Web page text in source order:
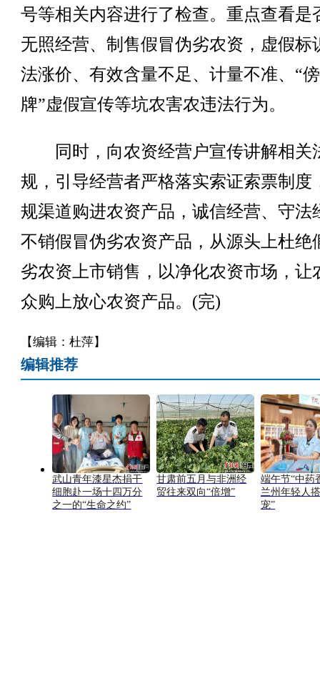
号等相关内容进行了检查。重点查看是
无照经营、制售假冒伪劣农资，虚假标
法涨价、有效含量不足、计量不准、“
牌”虚假宣传等坑农害农违法行为。
同时，向农资经营户宣传讲解相关
规，引导经营者严格落实索证索票制度
规渠道购进农资产品，诚信经营、守法
不销假冒伪劣农资产品，从源头上杜绝
劣农资上市销售，以净化农资市场，让
众购上放心农资产品。(完)
【编辑：杜萍】
编辑推荐
武山青年漆星杰捐干
细胞赴一场十四万分
之一的“生命之约”
甘肃前五月与非洲经
贸往来双向“倍增”
端午节“中药
兰州年轻人
宠”